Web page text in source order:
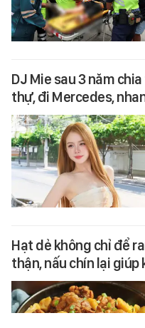
DJ Mie sau 3 năm
thự, đi Mercedes,
Hạt dẻ không chỉ để
thận, nấu chín lại giúp